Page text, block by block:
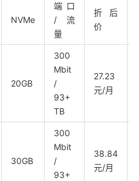
NVMe
端口
/ 流
量
折后
价
20GB
300
Mbit
/
93+
TB
27.23
元/月
30GB
300
Mbit
/
93+
38.84
元/月